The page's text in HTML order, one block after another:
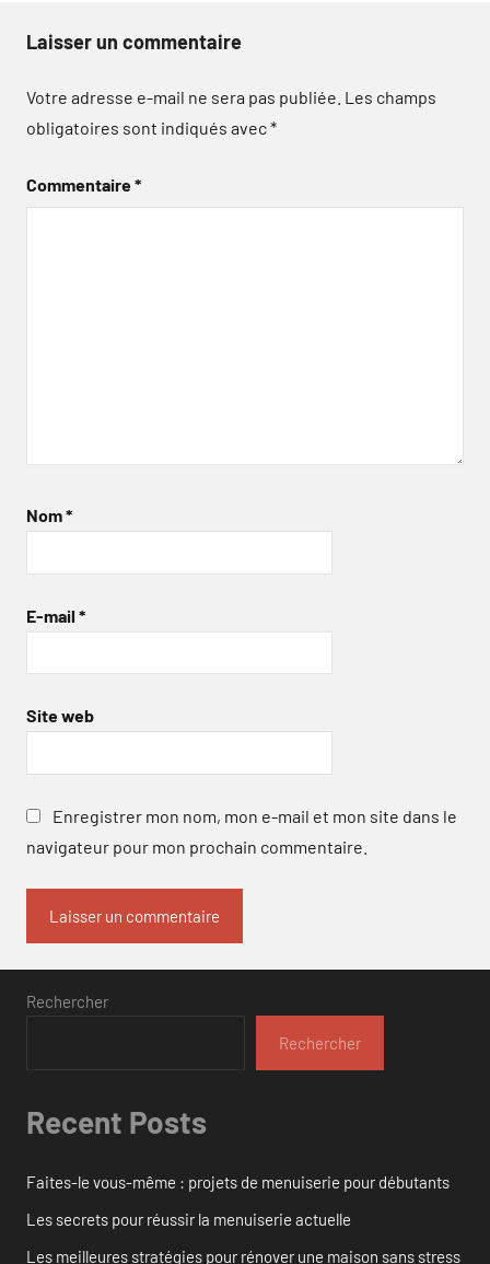
Laisser un commentaire
Votre adresse e-mail ne sera pas publiée. Les champs
obligatoires sont indiqués avec*
Commentaire*
Nom*
E-mail *
Site web
Enregistrer mon nom, mon e-mail et mon site dans le
navigateur pour mon prochain commentaire.
Rechercher
Rechercher
Recent Posts
Faites-le vous-même : projets de menuiserie pour débutants
Les secrets pour réussir la menuiserie actuelle
Les meilleures stratégies pour rénover une maison sans stress